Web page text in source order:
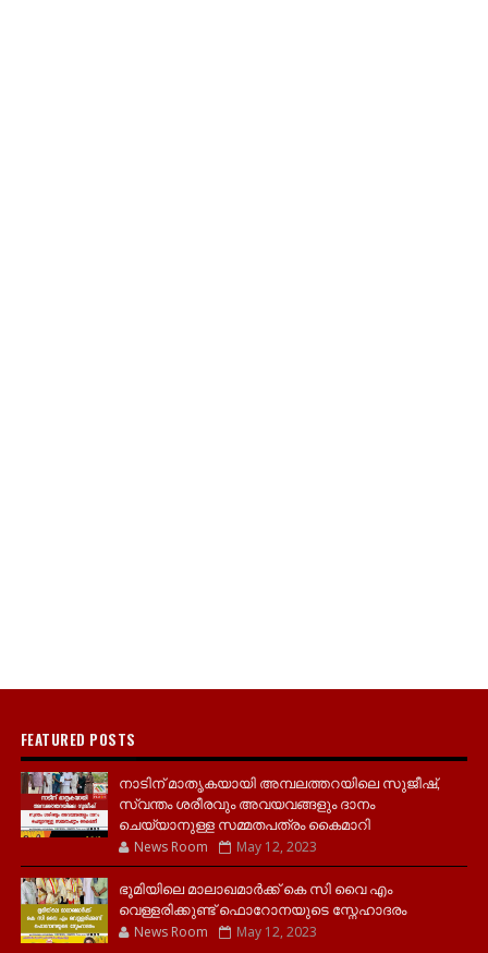
FEATURED POSTS
നാടിന് മാതൃകയായി അമ്പലത്തറയിലെ സുജീഷ്,
സ്വന്തം ശരീരവും അവയവങ്ങളും ദാനം
ചെയ്യാനുള്ള സമ്മതപത്രം കൈമാറി
News Room May 12, 2023
ഭൂമിയിലെ മാലാഖമാർക്ക് കെ സി വൈ എം
വെള്ളരിക്കുണ്ട് ഫൊറോനയുടെ സ്നേഹാദരം
News Room May 12, 2023